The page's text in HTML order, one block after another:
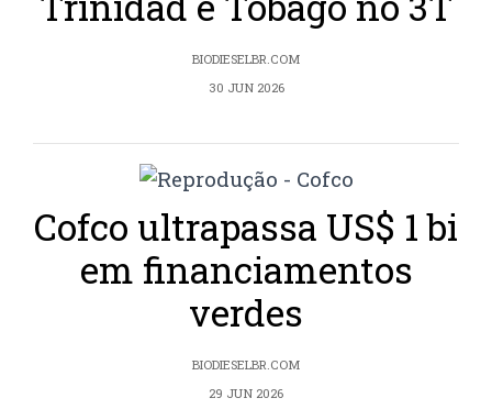
BIODIESELBR.COM
30 JUN 2026
Cofco ultrapassa US$ 1 bi
em financiamentos
verdes
BIODIESELBR.COM
29 JUN 2026